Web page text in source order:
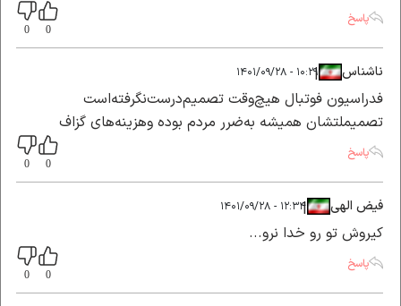
پاسخ
ناشناس|
|۱۰:۲۹ - ۱۴۰۱/۰۹/۲۸
فدراسیون فوتبال هیچ‌وقت تصمیم‌درست‌نگرفته‌است
تصمیملتشان‌ همیشه به‌ضرر مردم بوده وهزینه‌های گزاف
پاسخ
فیض الهی|
|۱۲:۳۴ - ۱۴۰۱/۰۹/۲۸
کیروش تو رو خدا نرو...
پاسخ